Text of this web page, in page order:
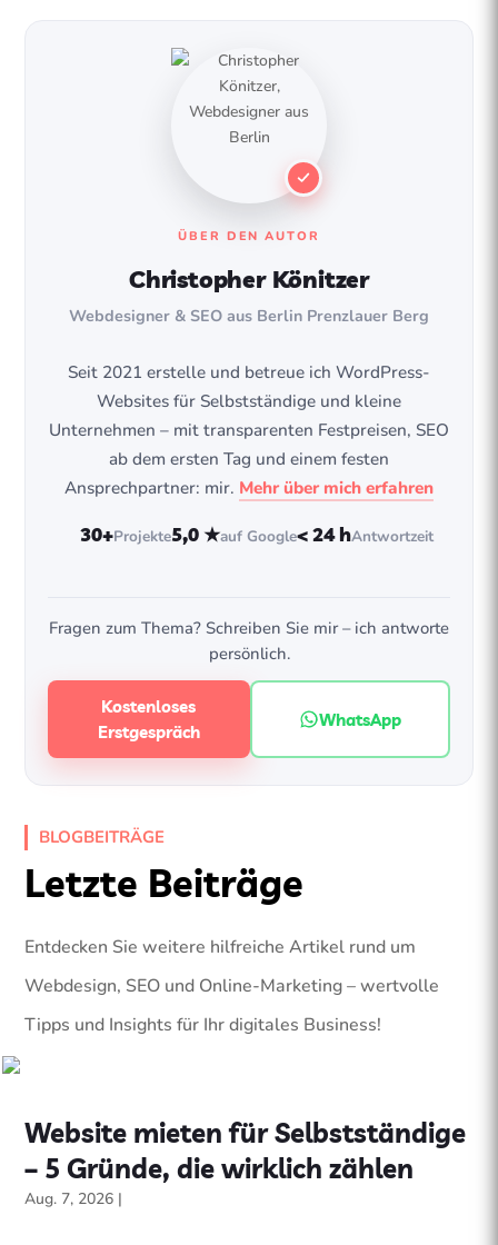
ÜBER DEN AUTOR
Christopher Könitzer
Webdesigner & SEO aus Berlin Prenzlauer Berg
Seit 2021 erstelle und betreue ich WordPress-
Websites für Selbstständige und kleine
Unternehmen – mit transparenten Festpreisen, SEO
ab dem ersten Tag und einem festen
Ansprechpartner: mir. Mehr über mich erfahren
30+Projekte5,0 ★auf Google< 24 hAntwortzeit
Fragen zum Thema? Schreiben Sie mir – ich antworte
persönlich.
Kostenloses
Erstgespräch
WhatsApp
BLOGBEITRÄGE
Letzte Beiträge
Entdecken Sie weitere hilfreiche Artikel rund um
Webdesign, SEO und Online-Marketing – wertvolle
Tipps und Insights für Ihr digitales Business!
Website mieten für Selbstständige
– 5 Gründe, die wirklich zählen
Aug. 7, 2026 |